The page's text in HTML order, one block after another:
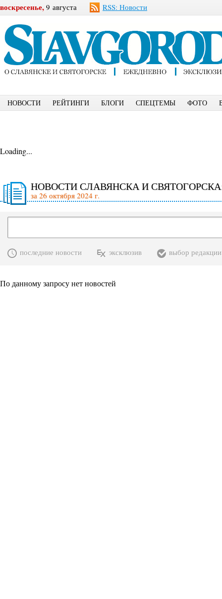
воскресенье, 9 августа RSS: Новости
НОВОСТИ РЕЙТИНГИ БЛОГИ СПЕЦТЕМЫ ФОТО
Loading...
НОВОСТИ СЛАВЯНСКА И
за 26 октября 2024 г.
последние новости эксклюзив выбор редакции
По данному запросу нет новостей